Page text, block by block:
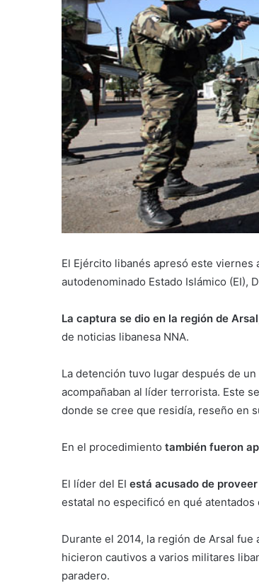
El Ejército libanés apresó este
autodenominado Estado Islámico (EI),
La captura se dio en la región de
de noticias libanesa NNA.
La detención tuvo lugar después de
acompañaban al líder terrorista. Este
donde se cree que residía, reseño en
En el procedimiento también fueron
El líder del EI está acusado de
estatal no especificó en qué atentados
Durante el 2014, la región de Arsal fue
hicieron cautivos a varios militares
paradero.